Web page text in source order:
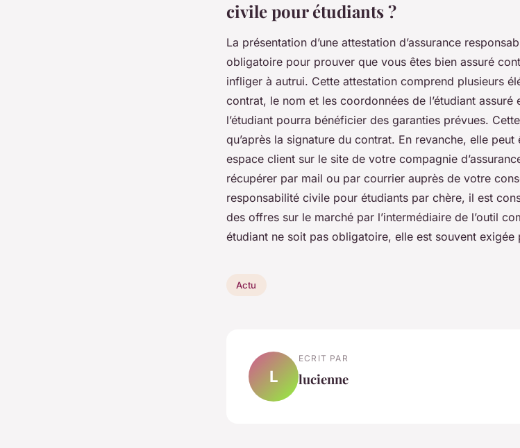
civile pour étudiants ?
La présentation d’une attestation d’assurance
obligatoire pour prouver que vous êtes bien assuré
infliger à autrui. Cette attestation comprend plusieurs
contrat, le nom et les coordonnées de l’étudiant
l’étudiant pourra bénéficier des garanties prévues.
qu’après la signature du contrat. En revanche, elle
espace client sur le site de votre compagnie
récupérer par mail ou par courrier auprès de votre
responsabilité civile pour étudiants par chère, il est
des offres sur le marché par l’intermédiaire de l’outil
étudiant ne soit pas obligatoire, elle est souvent exigée
Actu
L
ECRIT PAR
lucienne